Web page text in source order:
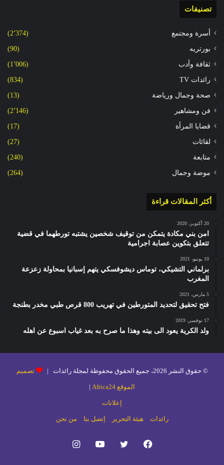
تصنيفات
أسرة ومجتمع (2٬374)
بورتريه (90)
ثقافة وأدب (1٬006)
رائدات TV (834)
صحة وجمال ورياضة (13)
فن ومشاهير (2٬146)
قضايا المرأة (17)
لقائات (27)
متابعة (240)
موضة وجمال (264)
أكثر المقالات قراءة
20 أكتوبر، 2020
امن بني مكادة يتمكن من توقيف شخصين يشتبه تورطهما في قضية
تتعلق بتكوين عصابة اجرامية
10 يونيو، 2021
برلماني التشيكي، توماس ديشوفسكي يتهم إسبانيا بمحاولة زعزعة
المغرب
5 مارس، 2021
فتح تحقيق لتحديد المتورطين في تهريب 800 قرص طبي مخدر بطنجة
17 نوفمبر، 2019
ولد الكرية يعود الى بيته وهذا ما صرح به بعد غياب اسبوع عن اهله
© حقوق النشر 2026، جميع الحقوق محفوظة لمجلة رائدات | تصميم
الموقع Africa24 |
إعلانات
رائدات هيئة التحرير إتصل بنا من نحن
فيسبوك تويتر يوتيوبانستقرام